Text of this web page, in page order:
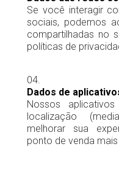
Se você interagir
sociais, podemos
compartilhadas no
políticas de
Dados de
Nossos
localização
melhorar sua
ponto de venda